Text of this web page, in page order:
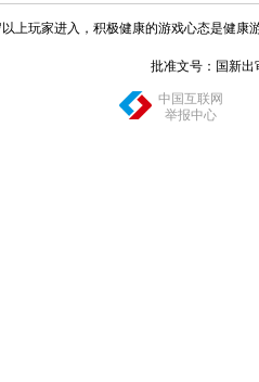
上玩家进入，积极健康的游戏心态是健
批准文号：国新
中国互联网
举报中心